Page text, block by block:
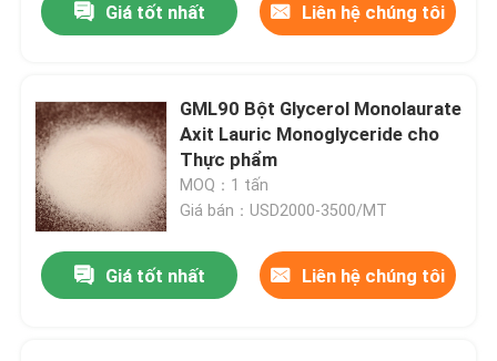
video
Chương trình VR
Về chúng tôi
Giá tốt nhất Liên hệ chúng tôi
GML90 Bột Glycerol Monolaurate
Axit Lauric Monoglyceride cho
Thực phẩm
MOQ：1 tấn
Giá bán：USD2000-3500/MT
Giá tốt nhất Liên hệ chúng tôi